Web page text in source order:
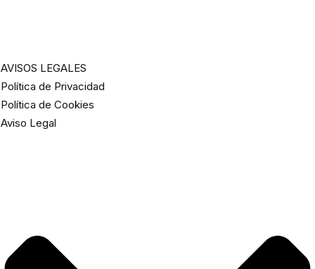
AVISOS LEGALES
Política de Privacidad
Política de Cookies
Aviso Legal